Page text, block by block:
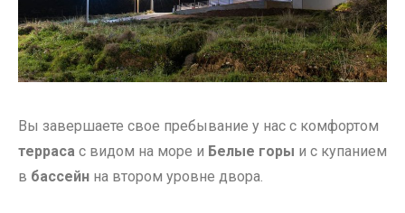
Вы завершаете свое пребывание у нас с комфортом
терраса с видом на море и Белые горы и с купанием
в бассейн на втором уровне двора.